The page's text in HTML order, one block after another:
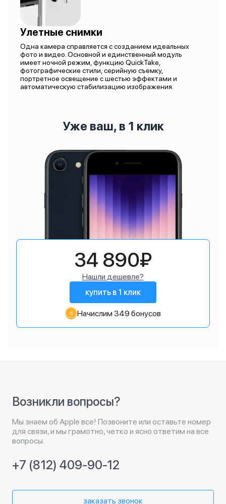
Улетные снимки
Одна камера справляется с созданием идеальных
фото и видео. Основной и единственный модуль
имеет ночной режим, функцию QuickTake,
фотографические стили, серийную съемку,
портретное освещение с шестью эффектами и
автоматическую стабилизацию изображения.
Уже ваш, в 1 клик
34 890₽
Нашли дешевле?
купить в 1 клик
Начислим 349 бонусов
Возникли вопросы?
Мы знаем об Apple все! Позвоните или оставьте номер
для связи, и мы грамотно, четко и ясно ответим на все
вопросы.
+7 (812) 409-90-12
заказать звонок